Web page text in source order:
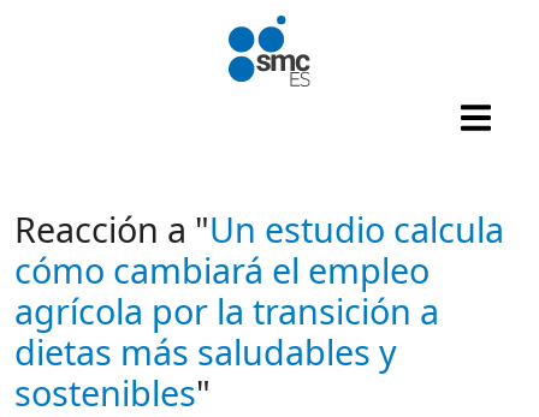
Pasar al contenido principal
Reacción a "Un estudio calcula
cómo cambiará el empleo
agrícola por la transición a
dietas más saludables y
sostenibles"